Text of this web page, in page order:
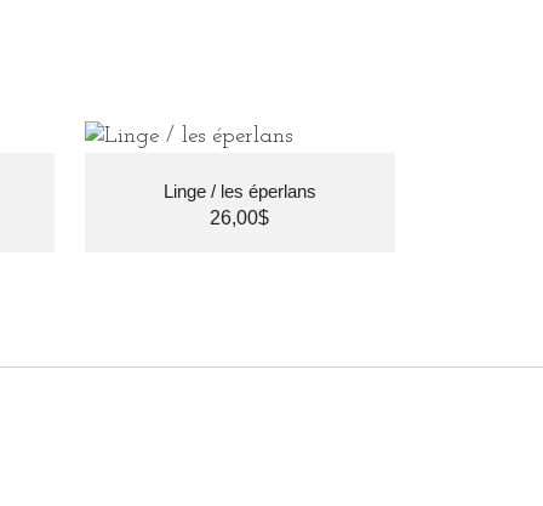
Linge / les éperlans
26,00$